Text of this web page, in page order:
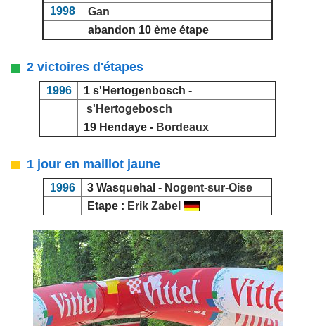
1998
Gan
abandon 10 ème étape
2 victoires d'étapes
1996
1 s'Hertogenbosch -
s'Hertogebosch
19 Hendaye - Bordeaux
1 jour en maillot jaune
1996 3 Wasquehal - Nogent-sur-Oise
Etape : Erik Zabel